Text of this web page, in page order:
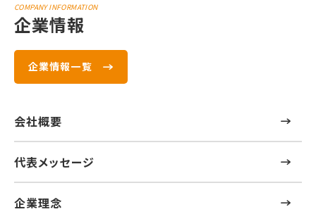
COMPANY INFORMATION
企業情報
企業情報一覧
会社概要
代表メッセージ
企業理念